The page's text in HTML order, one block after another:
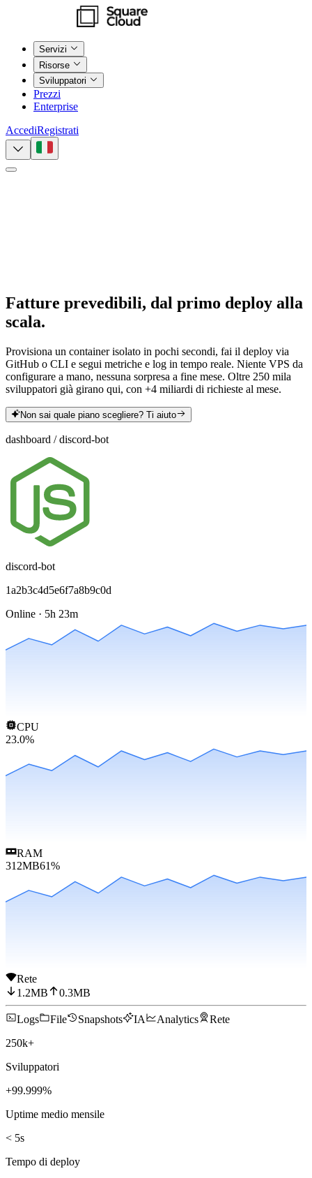
Servizi
Risorse
Sviluppatori
Prezzi
Enterprise
AccediRegistrati
Fatture prevedibili, dal primo deploy alla
scala.
Provisiona un container isolato in pochi secondi, fai il deploy via
GitHub o CLI e segui metriche e log in tempo reale. Niente VPS da
configurare a mano, nessuna sorpresa a fine mese. Oltre 250 mila
sviluppatori già girano qui, con +4 miliardi di richieste al mese.
Non sai quale piano scegliere? Ti aiuto
dashboard / discord-bot
discord-bot
1a2b3c4d5e6f7a8b9c0d
Online · 5h 23m
CPU
23.0%
RAM
312MB61%
Rete
1.2MB 0.3MB
Logs File Snapshots IA Analytics
Rete
250k+
Sviluppatori
+99.999%
Uptime medio mensile
< 5s
Tempo di deploy